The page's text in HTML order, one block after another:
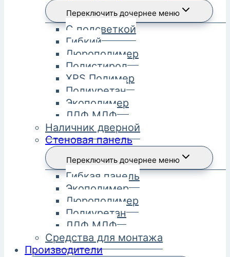
Переключить дочернее меню
С подсветкой
Гибкий
Дюрополимер
Полистирол
XPS Полимер
Полиуретан
Экополимер
ЛДФ МДФ
Наличник дверной
Стеновая панель
Переключить дочернее меню
Гибкая панель
Экополимер
Дюрополимер
Полиуретан
ЛДФ МДФ
Средства для монтажа
Производители